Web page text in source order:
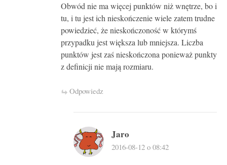
Obwód nie ma więcej punktów niż wnętrze, bo i
tu, i tu jest ich nieskończenie wiele zatem trudne
powiedzieć, że nieskończoność w którymś
przypadku jest większa lub mniejsza. Liczba
punktów jest zaś nieskończona ponieważ punkty
z definicji nie mają rozmiaru.
Odpowiedz
Jaro
2016-08-12 o 08:42